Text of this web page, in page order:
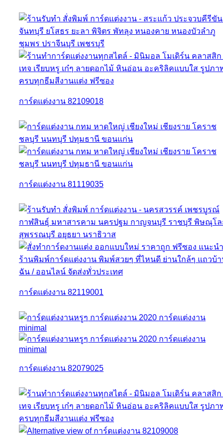
การ์ดแต่งงาน 82109018
การ์ดแต่งงาน 81119035
การ์ดแต่งงาน 82119001
การ์ดแต่งงาน 82079025